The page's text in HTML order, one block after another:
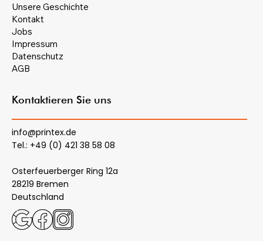
Unsere Geschichte
Kontakt
Jobs
Impressum
Datenschutz
AGB
Kontaktieren Sie uns
info@printex.de
Tel.: +49 (0) 421 38 58 08
Osterfeuerberger Ring 12a
28219 Bremen
Deutschland